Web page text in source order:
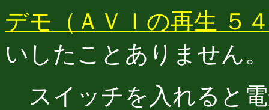
デモ（ＡＶＩの再生 ５
いしたことありません
スイッチを入れると